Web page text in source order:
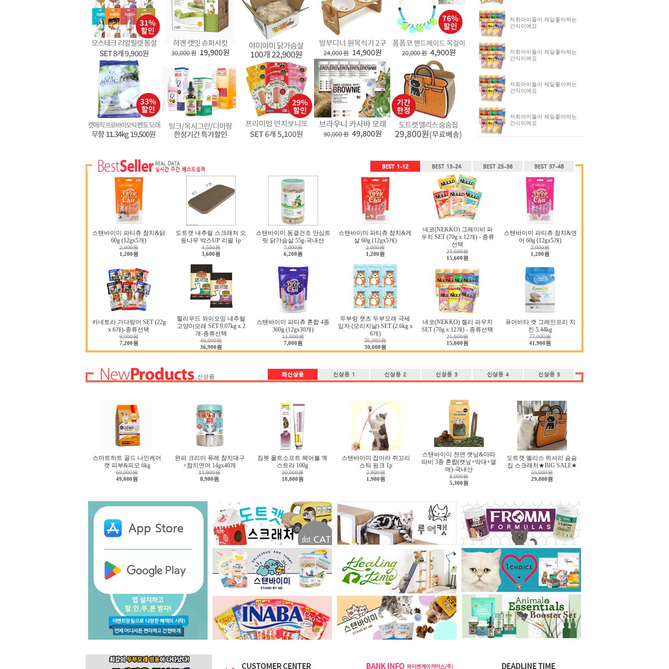
저희아이들이 제일좋아하는
간식이에요
저희아이들이 제일좋아하는
간식이에요
저희아이들이 제일좋아하는
간식이에요
저희아이들이 제일좋아하는
간식이에요
스탠바이미 파티츄 참치&닭
60g (12gx5개)
2,000원
1,200원
도트캣 내추럴 스크래처 오
동나무 박스UP 리필 1p
4,500원
3,600원
스탠바이미 동결건조 안심트
릿 닭가슴살 55g-국내산
7,000원
6,200원
스탠바이미 파티츄 참치&게
살 60g (12gx5개)
2,000원
1,200원
네코(NEKKO) 그레이비 파
우치 SET (70g x 12개) - 종류
선택
21,600원
15,600원
스탠바이미 파티츄 참치&연
어 60g (12gx5개)
2,000원
1,200원
카네토라 가다랑어 SET (22g
x 6개)-종류선택
9,000원
7,200원
헐리우드 와이오밍 내추럴
고양이모래 SET 9.07kg x 2
개-종류선택
46,000원
36,900원
스탠바이미 파티츄 혼합 4종
360g (12gx30개)
11,000원
7,000원
두부랑 캣츠 두부모래 극세
입자 (오리지날) SET (2.6kg x
6개)
36,000원
30,000원
네코(NEKKO) 젤리 파우치
SET (70g x 12개) - 종류선택
21,600원
15,600원
퓨어비타 캣 그레인프리 치
킨 5.44kg
77,000원
41,900원
스마트하트 골드 나인케어
캣 피부&피모 6kg
60,000원
49,000원
완피 크리미 퓨레 참치대구
+참치연어 14gx40개
11,900원
8,900원
짐펫 몰트소프트 헤어볼 엑
스트라 100g
20,000원
18,800원
스탠바이미 잡아라 쥐꼬리
스틱 핑크 1p
2,900원
1,900원
스탠바이미 천연 캣닢&마따
따비 3종 혼합(캣닢+막대+열
매)-국내산
8,000원
5,300원
도트캣 엘리스 럭셔리 숨숨
집 스크래처★BIG SALE★
55,000원
29,800원